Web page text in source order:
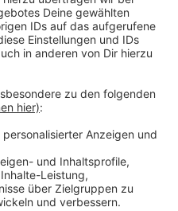
gekostet. Seit 2020
Radverkehrskonzept
auf
geplant. Ziel ist es,